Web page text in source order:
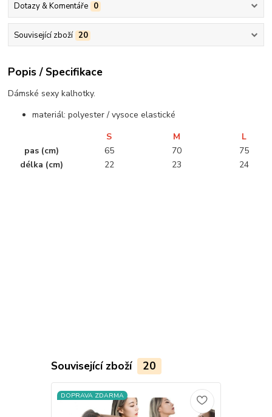
Dotazy & Komentáře 0
Související zboží 20
Popis / Specifikace
Dámské sexy kalhotky.
materiál: polyester / vysoce elastické
S
M
L
pas (cm)
65 70
75
délka (cm)
22 23
24
Související zboží 20
DOPRAVA ZDARMA